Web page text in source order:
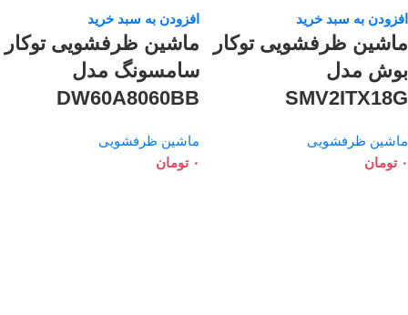
افزودن به سبد خرید
ماشین ظرفشویی توکار
بوش مدل
SMV2ITX18G
ماشین ظرفشویی
۰ تومان
افزودن به سبد خرید
ماشین ظرفشویی توکار
سامسونگ مدل
DW60A8060BB
ماشین ظرفشویی
۰ تومان